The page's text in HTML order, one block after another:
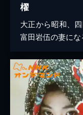
櫂
大正から昭和、
富田岩伍の妻に